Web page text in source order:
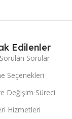
Edilenler
Sorulan Sorular
Seçenekleri
Değişim Süreci
Hizmetleri